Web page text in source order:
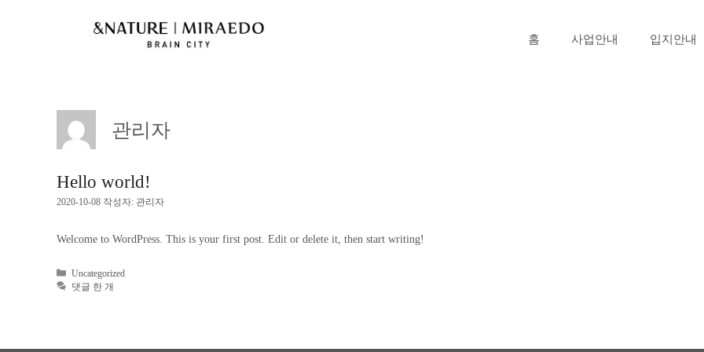
홈 사업안내 입지안내
관리자
Hello world!
2020-10-08 작성자: 관리자
Welcome to WordPress. This is your first post. Edit or delete it, then start writing!
Uncategorized
댓글 한 개